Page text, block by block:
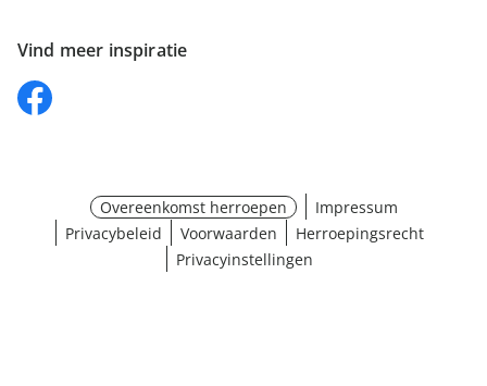
Vind meer inspiratie
Overeenkomst herroepen
Impressum
Privacybeleid
Voorwaarden
Herroepingsrecht
Privacyinstellingen